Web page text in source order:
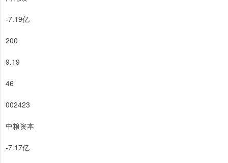
-7.19亿
200
9.19
46
002423
中粮资本
-7.17亿